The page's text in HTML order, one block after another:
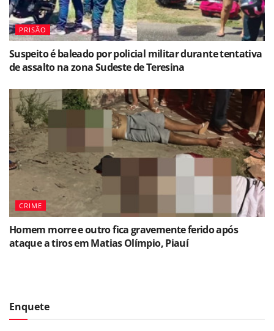
PRISÃO
Suspeito é baleado por policial militar durante tentativa
de assalto na zona Sudeste de Teresina
CRIME
Homem morre e outro fica gravemente ferido após
ataque a tiros em Matias Olímpio, Piauí
Enquete